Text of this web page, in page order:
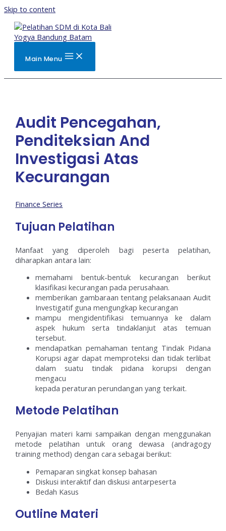
Skip to content
Main Menu
Audit Pencegahan,
Penditeksian And
Investigasi Atas
Kecurangan
Finance Series
Tujuan Pelatihan
Manfaat yang diperoleh bagi peserta pelatihan,
diharapkan antara lain:
memahami bentuk-bentuk kecurangan berikut
klasifikasi kecurangan pada perusahaan.
memberikan gambaraan tentang pelaksanaan Audit
Investigatif guna mengungkap kecurangan
mampu mengidentifikasi temuannya ke dalam
aspek hukum serta tindaklanjut atas temuan
tersebut.
mendapatkan pemahaman tentang Tindak Pidana
Korupsi agar dapat memproteksi dan tidak terlibat
dalam suatu tindak pidana korupsi dengan
mengacu
kepada peraturan perundangan yang terkait.
Metode Pelatihan
Penyajian materi kami sampaikan dengan menggunakan
metode pelatihan untuk orang dewasa (andragogy
training method) dengan cara sebagai berikut:
Pemaparan singkat konsep bahasan
Diskusi interaktif dan diskusi antarpeserta
Bedah Kasus
Outline Materi